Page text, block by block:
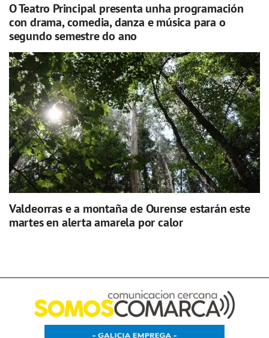
O Teatro Principal presenta unha programación
con drama, comedia, danza e música para o
segundo semestre do ano
Valdeorras e a montaña de Ourense estarán este
martes en alerta amarela por calor